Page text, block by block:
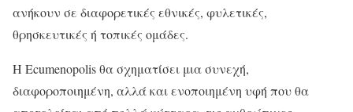
ανήκουν σε διαφορετικές εθνικές, φυλετικές,
θρησκευτικές ή τοπικές ομάδες.
Η Ecumenopolis θα σχηματίσει μια συνεχή,
διαφοροποιημένη, αλλά και ενοποιημένη υφή που θα